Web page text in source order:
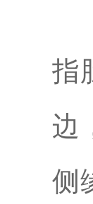
指
边
侧